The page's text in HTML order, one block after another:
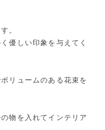
。
優しい印象を与えてく
リュームのある花束を
物を入れてインテリア